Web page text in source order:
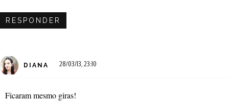
RESPONDER
DIANA 28/03/13, 23:10
Ficaram mesmo giras!